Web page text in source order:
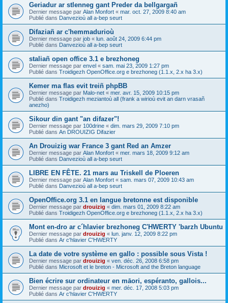
Geriadur ar stlenneg gant Preder da bellgargañ
Dernier message par Alan Monfort « mar. oct. 27, 2009 8:40 am
Publié dans Danvezioù all a-bep seurt
Difaziañ ar c'hemmadurioù
Dernier message par job « lun. août 24, 2009 6:44 pm
Publié dans Danvezioù all a-bep seurt
staliañ open office 3.1 e brezhoneg
Dernier message par envel « sam. mai 23, 2009 1:27 pm
Publié dans Troidigezh OpenOffice.org e brezhoneg (1.1.x, 2.x ha 3.x)
Kemer ma flas evit treiñ phpBB
Dernier message par Malo-net « mer. avr. 15, 2009 10:15 pm
Publié dans Troidigezh meziantoù all (frank a wirioù evit an darn vrasañ
anezho)
Sikour din gant "an difazer"!
Dernier message par 100drine « dim. mars 29, 2009 7:10 pm
Publié dans An DROUIZIG Difazier
An Drouizig war France 3 gant Red an Amzer
Dernier message par Alan Monfort « mer. mars 18, 2009 9:12 am
Publié dans Danvezioù all a-bep seurt
LIBRE EN FÊTE. 21 mars au Triskell de Ploeren
Dernier message par Alan Monfort « sam. mars 07, 2009 10:43 am
Publié dans Danvezioù all a-bep seurt
OpenOffice.org 3.1 en langue bretonne est disponible
Dernier message par drouizig « dim. mars 01, 2009 8:22 am
Publié dans Troidigezh OpenOffice.org e brezhoneg (1.1.x, 2.x ha 3.x)
Mont en-dro ar c´hlavier brezhoneg C'HWERTY 'barzh Ubuntu
Dernier message par drouizig « lun. janv. 12, 2009 8:22 pm
Publié dans Ar c'hlavier C'HWERTY
La date de votre système en gallo : possible sous Vista !
Dernier message par drouizig « ven. déc. 26, 2008 6:58 pm
Publié dans Microsoft et le breton - Microsoft and the Breton language
Bien écrire sur ordinateur en māori, espéranto, gallois...
Dernier message par drouizig « mer. déc. 17, 2008 5:03 pm
Publié dans Ar c'hlavier C'HWERTY